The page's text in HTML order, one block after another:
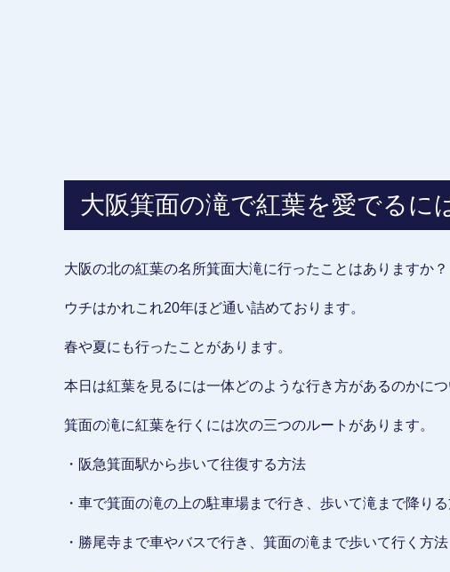
大阪箕面の滝で紅葉を愛でるに
大阪の北の紅葉の名所箕面大滝に行ったことはありますか？
ウチはかれこれ20年ほど通い詰めております。
春や夏にも行ったことがあります。
本日は紅葉を見るには一体どのような行き方があるのかにつ
箕面の滝に紅葉を行くには次の三つのルートがあります。
・阪急箕面駅から歩いて往復する方法
・車で箕面の滝の上の駐車場まで行き、歩いて滝まで降り
・勝尾寺まで車やバスで行き、箕面の滝まで歩いて行く方法